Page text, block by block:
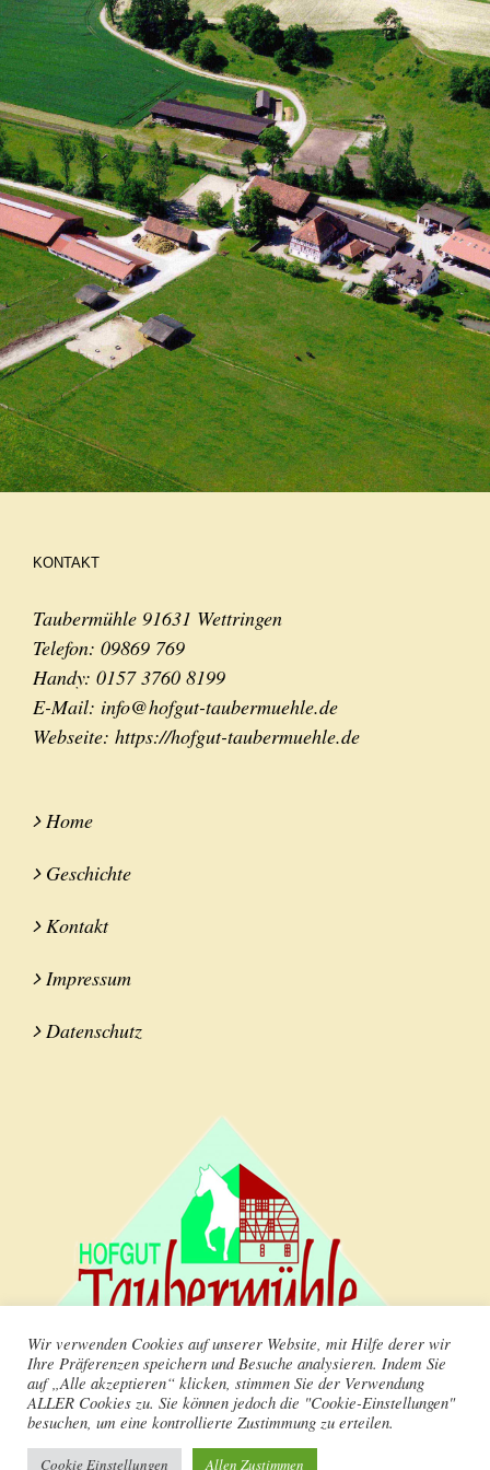
KONTAKT
Taubermühle 91631 Wettringen
Telefon: 09869 769
Handy: 0157 3760 8199
E-Mail: info@hofgut-taubermuehle.de
Webseite: https://hofgut-taubermuehle.de
Home
Geschichte
Kontakt
Impressum
Datenschutz
Wir verwenden Cookies auf unserer Website, mit Hilfe derer wir
Ihre Präferenzen speichern und Besuche analysieren. Indem Sie
auf „Alle akzeptieren“ klicken, stimmen Sie der Verwendung
ALLER Cookies zu. Sie können jedoch die "Cookie-Einstellungen"
besuchen, um eine kontrollierte Zustimmung zu erteilen.
Cookie Einstellungen Allen Zustimmen